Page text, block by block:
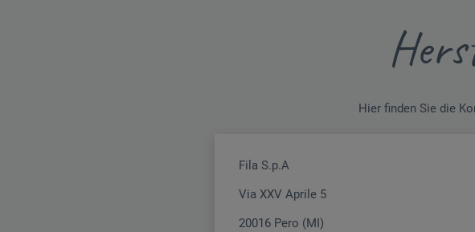
Hier finden Sie die
Fila S.p.A
Via XXV Aprile 5
20016 Pero (MI)